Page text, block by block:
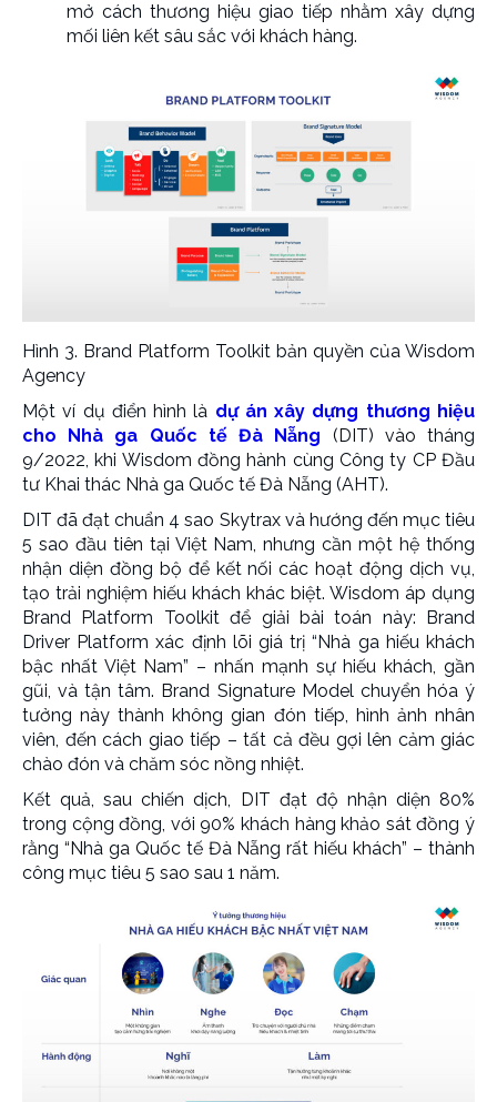
mở cách thương hiệu giao tiếp nhằm xây dựng
mối liên kết sâu sắc với khách hàng.
Hình 3. Brand Platform Toolkit bản quyền của Wisdom
Agency
Một ví dụ điển hình là dự án xây dựng thương hiệu
cho Nhà ga Quốc tế Đà Nẵng (DIT) vào tháng
9/2022, khi Wisdom đồng hành cùng Công ty CP Đầu
tư Khai thác Nhà ga Quốc tế Đà Nẵng (AHT).
DIT đã đạt chuẩn 4 sao Skytrax và hướng đến mục tiêu
5 sao đầu tiên tại Việt Nam, nhưng cần một hệ thống
nhận diện đồng bộ để kết nối các hoạt động dịch vụ,
tạo trải nghiệm hiếu khách khác biệt. Wisdom áp dụng
Brand Platform Toolkit để giải bài toán này: Brand
Driver Platform xác định lõi giá trị “Nhà ga hiếu khách
bậc nhất Việt Nam” – nhấn mạnh sự hiếu khách, gần
gũi, và tận tâm. Brand Signature Model chuyển hóa ý
tưởng này thành không gian đón tiếp, hình ảnh nhân
viên, đến cách giao tiếp – tất cả đều gợi lên cảm giác
chào đón và chăm sóc nồng nhiệt.
Kết quả, sau chiến dịch, DIT đạt độ nhận diện 80%
trong cộng đồng, với 90% khách hàng khảo sát đồng ý
rằng “Nhà ga Quốc tế Đà Nẵng rất hiếu khách” – thành
công mục tiêu 5 sao sau 1 năm.